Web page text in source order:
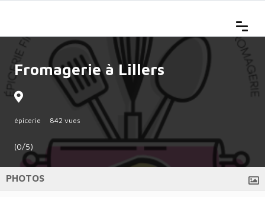
Fromagerie à Lillers
épicerie 842 vues
(0/5)
PHOTOS